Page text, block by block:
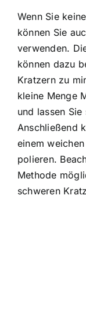
Wenn Sie
können Sie
verwenden.
können dazu
Kratzern zu
kleine Menge
und lassen
Anschließend
einem
polieren.
Methode
schweren